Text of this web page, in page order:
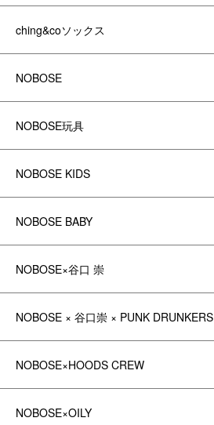
ching&coソックス
NOBOSE
NOBOSE玩具
NOBOSE KIDS
NOBOSE BABY
NOBOSE×谷口 崇
NOBOSE × 谷口崇 × PUNK DRUNKERS
NOBOSE×HOODS CREW
NOBOSE×OILY